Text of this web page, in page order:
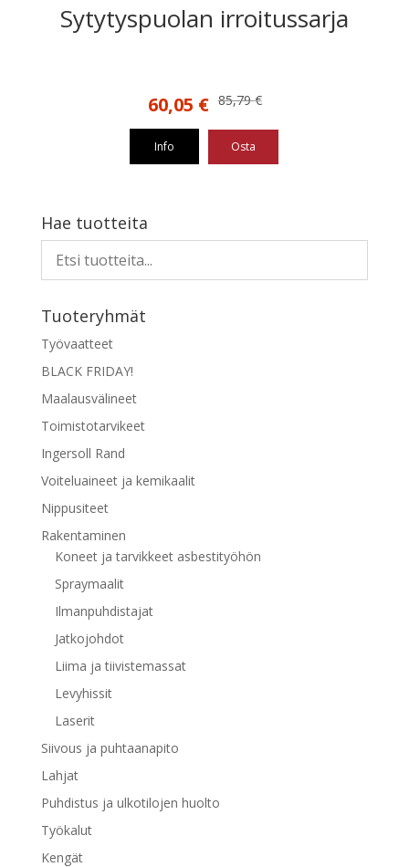
Sytytyspuolan irroitussarja
85,79€
Alkuperäinen
85,79 €.
60,05 €Nykyinen
60,05 €.
Info Osta
Hae tuotteita
Tuoteryhmät
Työvaatteet
BLACK FRIDAY!
Maalausvälineet
Toimistotarvikeet
Ingersoll Rand
Voiteluaineet ja kemikaalit
Nippusiteet
Rakentaminen
Koneet ja tarvikkeet asbestityöhön
Spraymaalit
Ilmanpuhdistajat
Jatkojohdot
Liima ja tiivistemassat
Levyhissit
Laserit
Siivous ja puhtaanapito
Lahjat
Puhdistus ja ulkotilojen huolto
Työkalut
Kengät